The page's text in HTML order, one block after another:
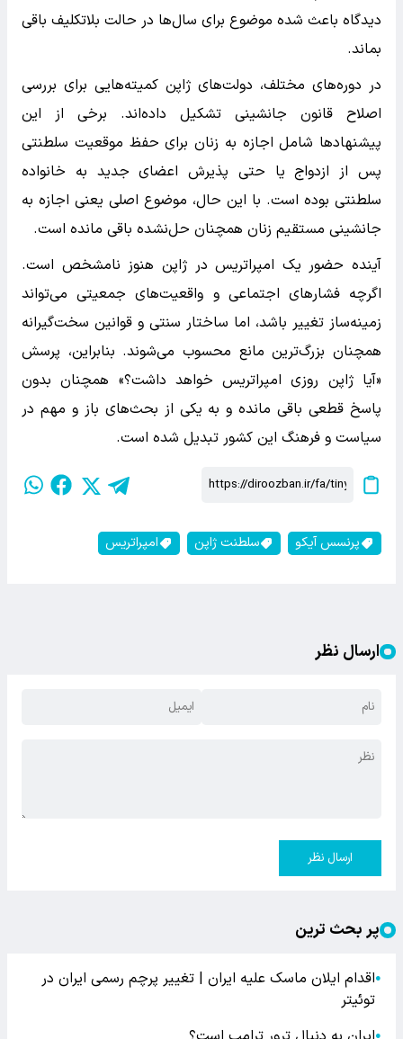
دیدگاه باعث شده موضوع برای سال‌ها در حالت بلاتکلیف باقی
بماند.
در دوره‌های مختلف، دولت‌های ژاپن کمیته‌هایی برای بررسی
اصلاح قانون جانشینی تشکیل داده‌اند. برخی از این
پیشنهادها شامل اجازه به زنان برای حفظ موقعیت سلطنتی
پس از ازدواج یا حتی پذیرش اعضای جدید به خانواده
سلطنتی بوده است. با این حال، موضوع اصلی یعنی اجازه به
جانشینی مستقیم زنان همچنان حل‌نشده باقی مانده است.
آینده حضور یک امپراتریس در ژاپن هنوز نامشخص است.
اگرچه فشارهای اجتماعی و واقعیت‌های جمعیتی می‌تواند
زمینه‌ساز تغییر باشد، اما ساختار سنتی و قوانین سخت‌گیرانه
همچنان بزرگ‌ترین مانع محسوب می‌شوند. بنابراین، پرسش
«آیا ژاپن روزی امپراتریس خواهد داشت؟» همچنان بدون
پاسخ قطعی باقی مانده و به یکی از بحث‌های باز و مهم در
سیاست و فرهنگ این کشور تبدیل شده است.
پرنسس آیکو سلطنت ژاپن امپراتریس
ارسال نظر
ارسال نظر
پر بحث ترین
●اقدام ایلان ماسک علیه ایران | تغییر پرچم رسمی ایران در
توئیتر
●